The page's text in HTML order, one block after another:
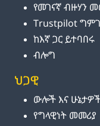
የመገናኛ ብዙሃን
Trustpilot
ከእኛ ጋር ይተባበሩ
ብሎግ
ህጋዊ
ውሎች እና
የግላዊነት መመሪያ